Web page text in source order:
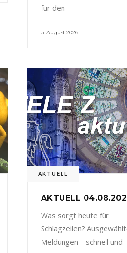
für den
5. August 2026
AKTUELL
AKTUELL
Was sorgt heute für
Schlagzeilen?
Meldungen – schnell und